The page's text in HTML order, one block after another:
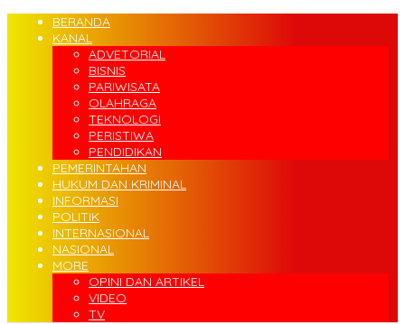
BERANDA
KANAL
ADVETORIAL
BISNIS
PARIWISATA
OLAHRAGA
TEKNOLOGI
PERISTIWA
PENDIDIKAN
PEMERINTAHAN
HUKUM DAN KRIMINAL
INFORMASI
POLITIK
INTERNASIONAL
NASIONAL
MORE
OPINI DAN ARTIKEL
VIDEO
TV